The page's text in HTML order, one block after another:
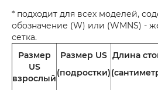
* подходит для всех моделей,
обозначение (W) или (WMNS) -
сетка.
Размер
US
взрослый
Размер US
(подростки)
Длина